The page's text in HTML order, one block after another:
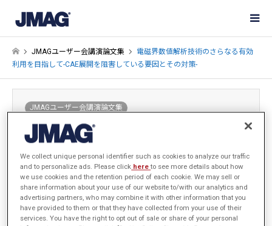
JMAGユーザー会講演論文集
電磁界数値解析技術のさらなる有効
利用を目指して-CAE展開を阻害している要因とその対策-
JMAGユーザー会講演論文集
電磁界数値解析技術のさらなる有効利用を目
指して-CAE展開を阻害している要因とその対
策-
2004-02-14 / 最終更新日：2024-05-30 発表年: 2003年
We collect unique personal identifier such as cookies to analyze our traffic
and to personalize ads. Please click hereto see more details about how
we use cookies and the retention period of each cookie. We may sell or
share information about your use of our website to/with our analytics and
advertising partners, who may combine it with other information that you
have provided to them or that they have collected from your use of their
services. You have the right to opt out of sale or share of your personal